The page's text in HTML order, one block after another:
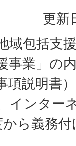
更新
域包括支
事業」の
項説明書
インター
ら義務